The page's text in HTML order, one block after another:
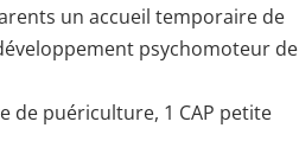
un accueil temporaire de
psychomoteur de
de puériculture, 1 CAP petite